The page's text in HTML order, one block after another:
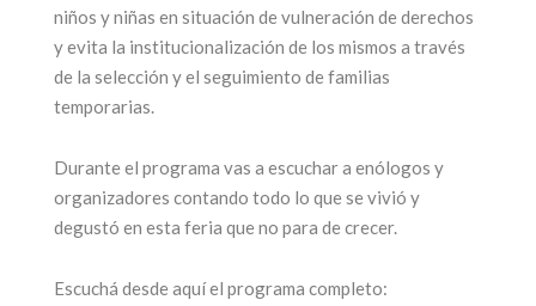
CONTINUAR LEYENDO
niños y niñas en situación de vulneración de derechos
y evita la institucionalización de los mismos a través
de la selección y el seguimiento de familias
temporarias.
Durante el programa vas a escuchar a enólogos y
organizadores contando todo lo que se vivió y
degustó en esta feria que no para de crecer.
Escuchá desde aquí el programa completo: